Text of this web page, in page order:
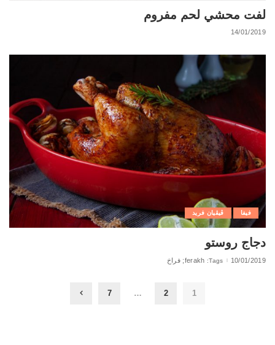
لفت محشي لحم مفروم
14/01/2019
فيفا ڨيڨيان فريد
دجاج روستو
10/01/2019
Tags: ferakh; فراخ
1
2
…
7